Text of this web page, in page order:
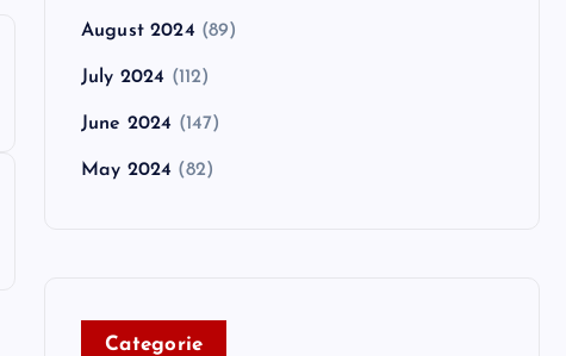
August 2024 (89)
July 2024 (112)
June 2024 (147)
May 2024 (82)
Categorie